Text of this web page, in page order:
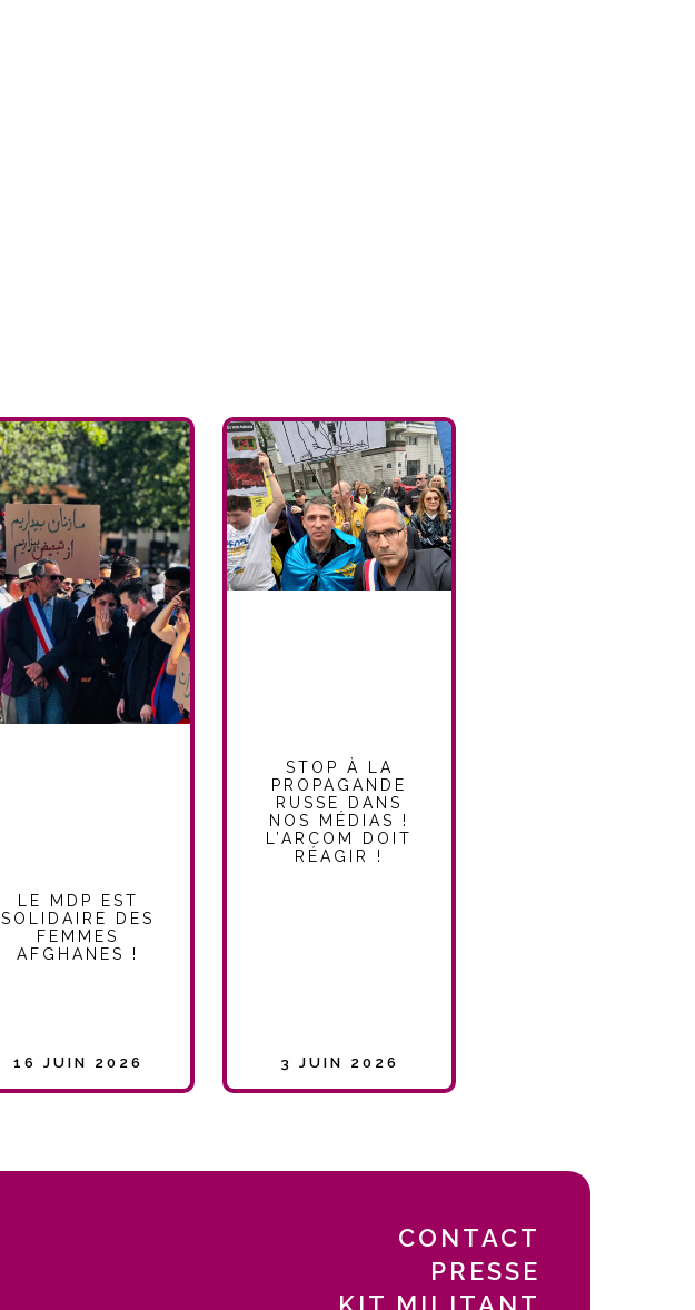
LE MDP EST
SOLIDAIRE DES
FEMMES
AFGHANES !
16 JUIN 2026
STOP À LA
PROPAGANDE
RUSSE DANS
NOS MÉDIAS !
L’ARCOM DOIT
RÉAGIR !
3 JUIN 2026
CONTACT
PRESSE
KIT MILITANT